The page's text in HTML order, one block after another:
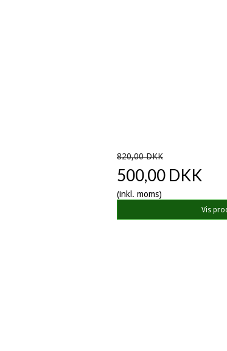
820,00 DKK
500,00 DKK
(inkl. moms)
Vis